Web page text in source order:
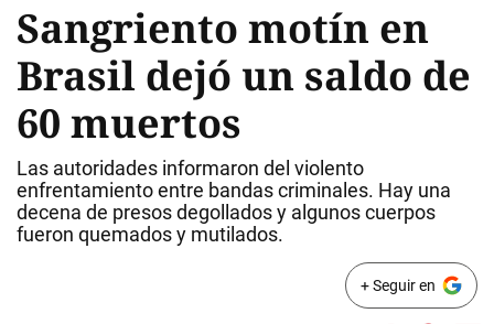
Sangriento motín en
Brasil dejó un saldo de
60 muertos
Las autoridades informaron del violento
enfrentamiento entre bandas criminales. Hay una
decena de presos degollados y algunos cuerpos
fueron quemados y mutilados.
+ Seguir en